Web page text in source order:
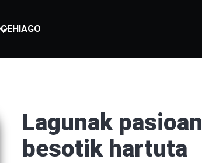
GEHIAGO
Lagunak pasioan
besotik hartuta